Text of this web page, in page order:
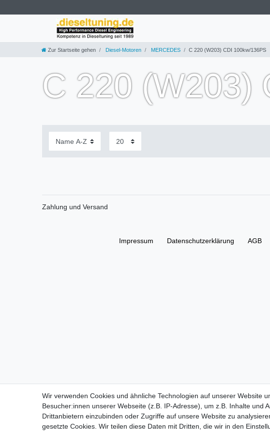
Zur Startseite gehen Diesel-Motoren MERCEDES C 220 (W203) CDI 100kw/136PS
C 220 (W203)
Zahlung und Versand
Impressum Daten­schutz­erklärung AGB
Wir verwenden Cookies und ähnliche Technologien auf unserer Website
Besucher:innen unserer Webseite (z.B. IP-Adresse), um z.B. Inhalte und
Drittanbietern einzubinden oder Zugriffe auf unsere Website zu
gesetzte Cookies. Wir teilen diese Daten mit Dritten, die wir in den